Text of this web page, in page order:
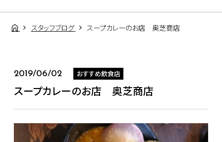
スタッフブログ スープカレーのお店 奥芝商店
2019/06/02 おすすめ飲食店
スープカレーのお店 奥芝商店